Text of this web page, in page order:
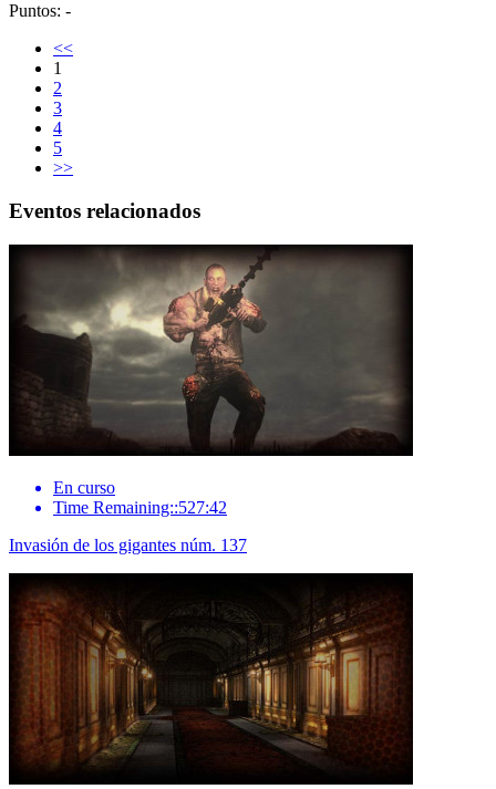
Puntos: -
<<
1
2
3
4
5
>>
Eventos relacionados
En curso
Time Remaining::527:42
Invasión de los gigantes núm. 137